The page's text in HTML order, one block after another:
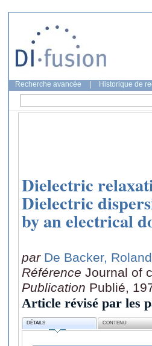
Recherche avancée Historique de
Dielectric
Dielectric
by an electrical
par De Backer, Roland
Référence Journal of
Publication Publié,
Article révisé par les
DÉTAILS CONTENU